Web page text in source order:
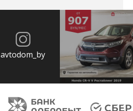
avtodom_by